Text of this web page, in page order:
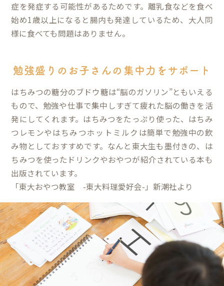
症を発症する可能性があるためです。離乳食などを食べ
始め1歳以上になると腸内も発達しているため、大人同
様に食べても問題はありません。
勉強盛りのお子さんの集中力をサポート
はちみつの糖分のブドウ糖は“脳のガソリン”ともいえる
もので、勉強や仕事で集中しすぎて疲れた脳の働きを活
発にしてくれます。はちみつをたっぷり使った、はちみ
つレモンや はちみつホットミルク は簡単で勉強中の飲
み物としておすすめです。なんと東大生も墨付きの、は
ちみつを使ったドリンクやおやつが紹介されている本も
出版されています。
「東大おやつ教室 -東大料理愛好会-」新潮社より